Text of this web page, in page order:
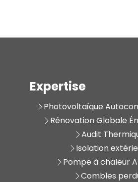
Expertise
Photovoltaïque
Rénovation Globale
Audit
Isolation
Pompe à chaleur
Combles